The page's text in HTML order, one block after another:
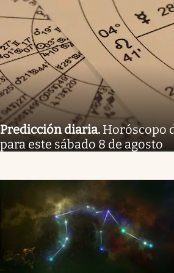
Predicción diaria. Horóscopo
para este sábado 8 de agosto